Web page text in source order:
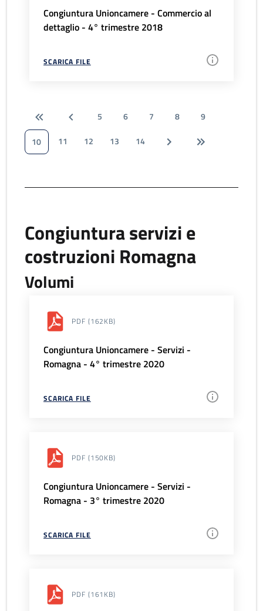
Congiuntura Unioncamere - Commercio al
dettaglio - 4° trimestre 2018
SCARICA FILE
5 6 7 8
9
10
11 12 13 14
Congiuntura servizi e
costruzioni Romagna
Volumi
PDF (162KB)
Congiuntura Unioncamere - Servizi -
Romagna - 4° trimestre 2020
SCARICA FILE
PDF (150KB)
Congiuntura Unioncamere - Servizi -
Romagna - 3° trimestre 2020
SCARICA FILE
PDF (161KB)